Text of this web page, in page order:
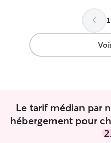
Le tarif médian par
hébergement pour